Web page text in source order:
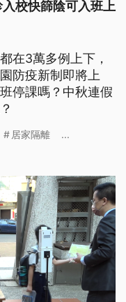
校快篩陰可入班上
在3萬多例上下，
防疫新制即將上
停課嗎？中秋連假
居家隔離 ...